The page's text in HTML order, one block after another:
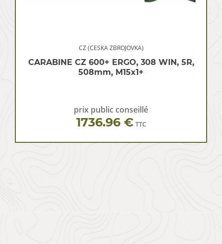
CZ (CESKA ZBROJOVKA)
CARABINE CZ 600+ ERGO, 308 WIN, 5R,
508mm, M15x1+
prix public conseillé
1736.96 € TTC